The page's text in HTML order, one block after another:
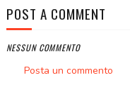
POST A COMMENT
NESSUN COMMENTO
Posta un commento